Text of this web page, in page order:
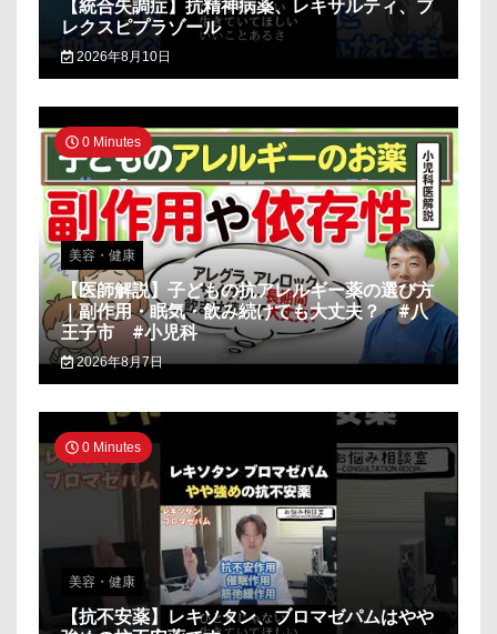
【統合失調症】抗精神病薬、レキサルティ、ブ
レクスピプラゾール
2026年8月10日
0 Minutes
美容・健康
【医師解説】子どもの抗アレルギー薬の選び方
｜副作用・眠気・飲み続けても大丈夫？ #八
王子市 #小児科
2026年8月7日
0 Minutes
美容・健康
【抗不安薬】レキソタン、ブロマゼパムはやや